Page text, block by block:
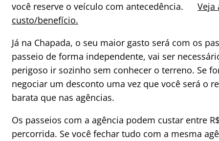
você reserve o veículo com antecedência.
Veja
custo/benefício.
Já na Chapada, o seu maior gasto será com os
passeio de forma independente, vai ser
perigoso ir sozinho sem conhecer o terreno. Se
negociar um desconto uma vez que você será o
barata que nas agências.
Os passeios com a agência podem custar entre
percorrida. Se você fechar tudo com a mesma